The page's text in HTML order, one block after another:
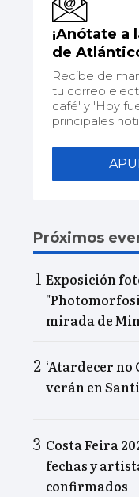
¡Anótate a
de
Recibe de
tu correo
café' y 'Hoy
principales
Próximos
Exposición
mirada de
‘Atardecer no
verán en
Costa Feira
fechas y
confirmados